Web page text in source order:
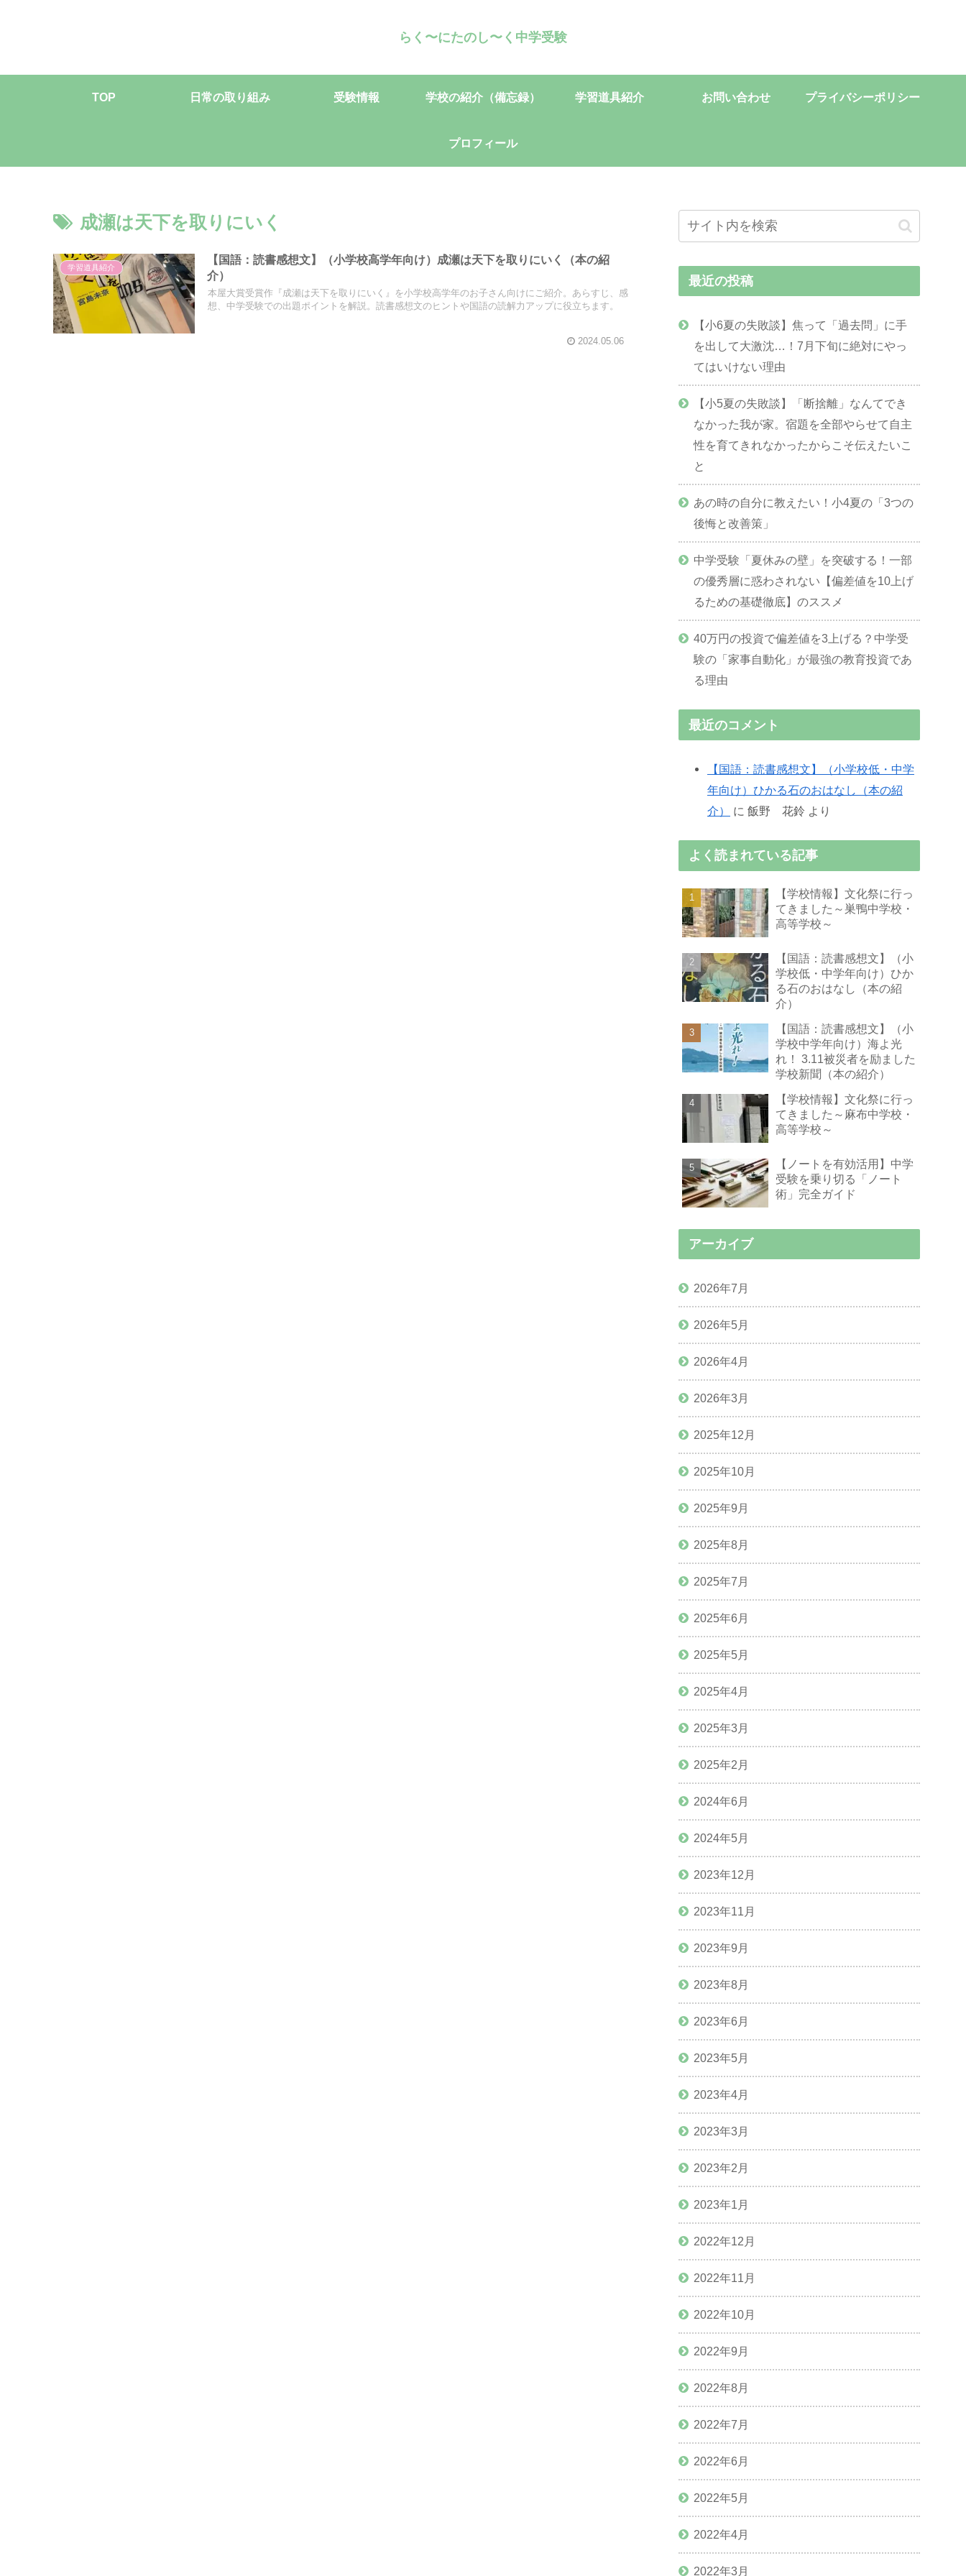
らく〜にたのし〜く中学受験
TOP 日常の取り組み 受験情報 学校の紹介（備忘録） 学習道具紹介 お問い合わせ プライバシーポリシー
プロフィール
成瀬は天下を取りにいく
学習道具紹介
【国語：読書感想文】（小学校高学年向け）成瀬は天下を取りにいく（本の紹
介）
本屋大賞受賞作『成瀬は天下を取りにいく』を小学校高学年のお子さん向けにご紹介。あらすじ、感
想、中学受験での出題ポイントを解説。読書感想文のヒントや国語の読解力アップに役立ちます。
2024.05.06
最近の投稿
【小6夏の失敗談】焦って「過去問」に手
を出して大激沈…！7月下旬に絶対にやっ
てはいけない理由
【小5夏の失敗談】「断捨離」なんてでき
なかった我が家。宿題を全部やらせて自主
性を育てきれなかったからこそ伝えたいこ
と
あの時の自分に教えたい！小4夏の「3つの
後悔と改善策」
中学受験「夏休みの壁」を突破する！一部
の優秀層に惑わされない【偏差値を10上げ
るための基礎徹底】のススメ
40万円の投資で偏差値を3上げる？中学受
験の「家事自動化」が最強の教育投資であ
る理由
最近のコメント
【国語：読書感想文】（小学校低・中学
年向け）ひかる石のおはなし（本の紹
介）
に 飯野 花鈴 より
よく読まれている記事
【学校情報】文化祭に行っ
てきました～巣鴨中学校・
高等学校～
【国語：読書感想文】（小
学校低・中学年向け）ひか
る石のおはなし（本の紹
介）
【国語：読書感想文】（小
学校中学年向け）海よ光
れ！ 3.11被災者を励ました
学校新聞（本の紹介）
【学校情報】文化祭に行っ
てきました～麻布中学校・
高等学校～
【ノートを有効活用】中学
受験を乗り切る「ノート
術」完全ガイド
アーカイブ
2026年7月
2026年5月
2026年4月
2026年3月
2025年12月
2025年10月
2025年9月
2025年8月
2025年7月
2025年6月
2025年5月
2025年4月
2025年3月
2025年2月
2024年6月
2024年5月
2023年12月
2023年11月
2023年9月
2023年8月
2023年6月
2023年5月
2023年4月
2023年3月
2023年2月
2023年1月
2022年12月
2022年11月
2022年10月
2022年9月
2022年8月
2022年7月
2022年6月
2022年5月
2022年4月
2022年3月